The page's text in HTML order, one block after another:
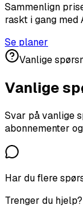
Sammenlign
raskt i gang
Se planer
Vanlige
Vanlige
Svar på vanlige
abonnementer
Har du flere
Trenger du